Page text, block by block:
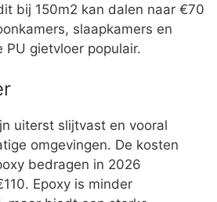
bij 150m2 kan dalen naar €70
slaapkamers en
gietvloer populair.
uiterst slijtvast en vooral
omgevingen. De kosten
bedragen in 2026
Epoxy is minder